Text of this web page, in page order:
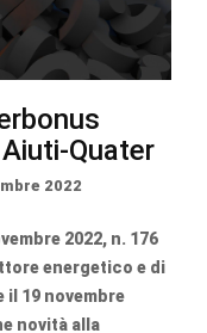
Quater
2022
2022, n. 176
energetico e di
19 novembre
novità alla